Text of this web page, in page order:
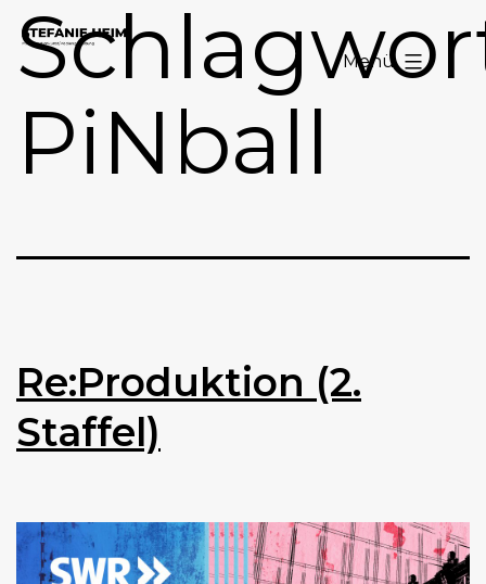
Zum
Inhalt
Stefanie
Heim
Menü
PiNball
Re:Produktion (2.
Staffel)